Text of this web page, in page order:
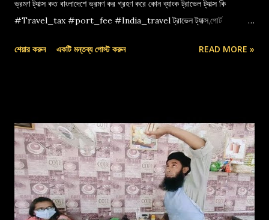
ভ্রমণ ট্যাক্স কত বাংলাদেশে ভ্রমণ কর গ্রহণ করে কোন ব্যাংক ট্রাভেল ট্যাক্স কি
#Travel_tax #port_fee #India_travel ট্রাভেল ট্যাক্স,পোর্ট
শেয়ার করুন একটি মন্তব্য পোস্ট করুন READ MORE »